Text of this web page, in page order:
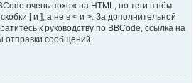
очень похож на HTML, но теги в нём
[ и ], а не в < и >. За дополнительной
к руководству по BBCode, ссылка на
отправки сообщений.